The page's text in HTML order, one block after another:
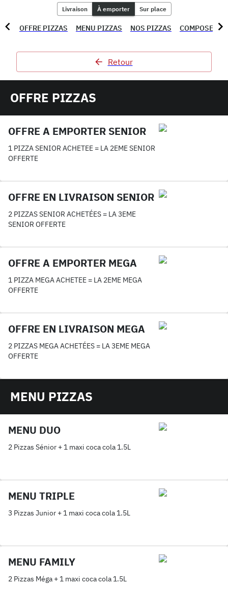
OFFRE PIZZAS MENU PIZZAS NOS PIZZAS COMPOSE TA
Livraison À emporter Sur place
Retour
OFFRE PIZZAS
OFFRE A EMPORTER SENIOR
1 PIZZA SENIOR ACHETEE = LA 2EME SENIOR
OFFERTE
OFFRE EN LIVRAISON SENIOR
2 PIZZAS SENIOR ACHETÉES = LA 3EME
SENIOR OFFERTE
OFFRE A EMPORTER MEGA
1 PIZZA MEGA ACHETEE = LA 2EME MEGA
OFFERTE
OFFRE EN LIVRAISON MEGA
2 PIZZAS MEGA ACHETÉES = LA 3EME MEGA
OFFERTE
MENU PIZZAS
MENU DUO
2 Pizzas Sénior + 1 maxi coca cola 1.5L
MENU TRIPLE
3 Pizzas Junior + 1 maxi coca cola 1.5L
MENU FAMILY
2 Pizzas Méga + 1 maxi coca cola 1.5L